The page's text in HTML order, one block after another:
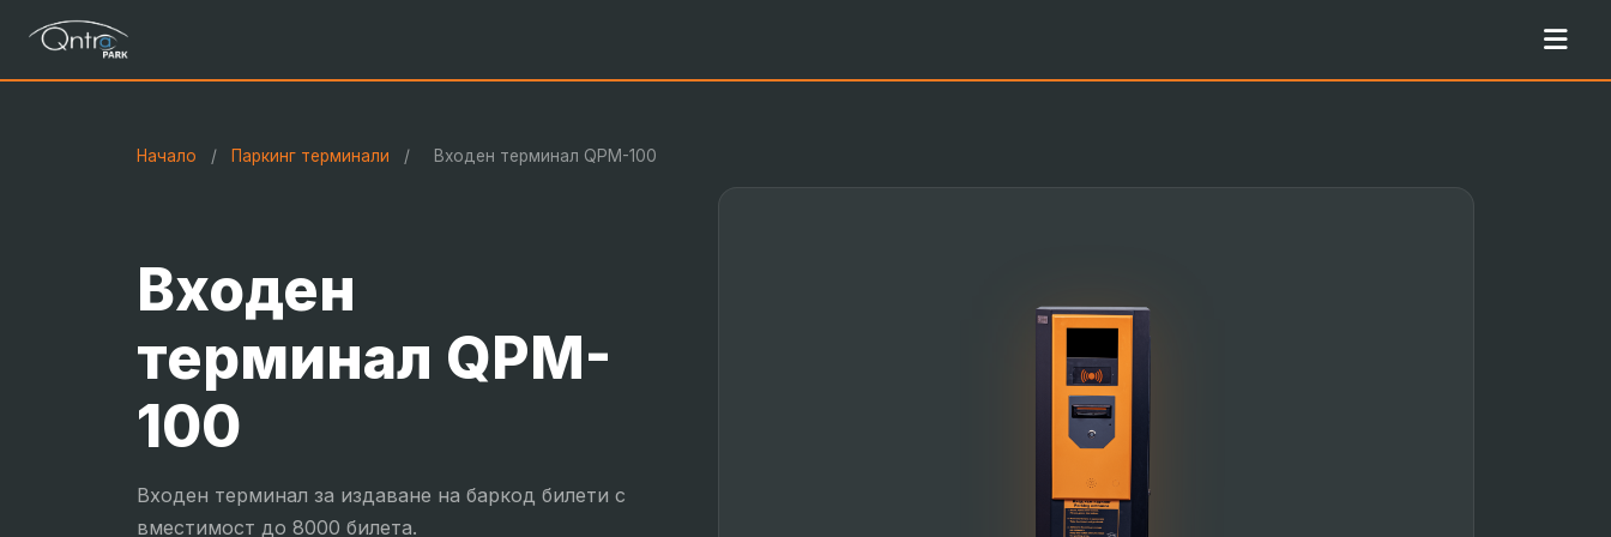
Начало / Паркинг терминали / Входен терминал QPM-100
Входен
терминал QPM-
100
Входен терминал за издаване на баркод билети с
вместимост до 8000 билета.